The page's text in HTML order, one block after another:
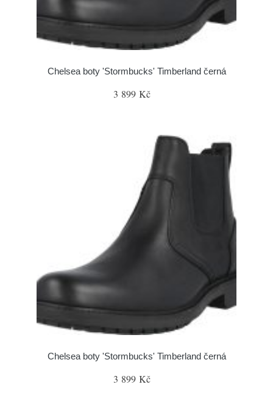
Chelsea boty 'Stormbucks' Timberland černá
3 899 Kč
Chelsea boty 'Stormbucks' Timberland černá
3 899 Kč